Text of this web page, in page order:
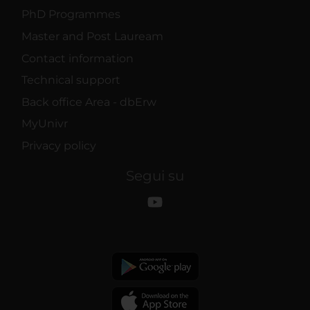
PhD Programmes
Master and Post Lauream
Contact information
Technical support
Back office Area - dbErw
MyUnivr
Privacy policy
Segui su